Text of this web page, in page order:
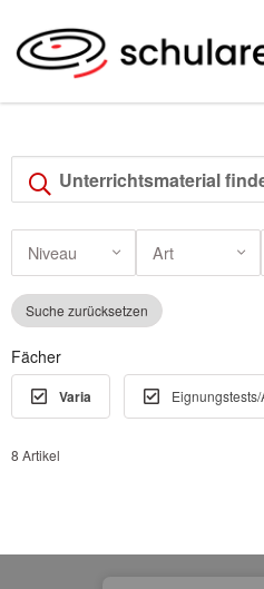
Niveau Art
Suche zurücksetzen
Fächer
Varia
8 Artikel